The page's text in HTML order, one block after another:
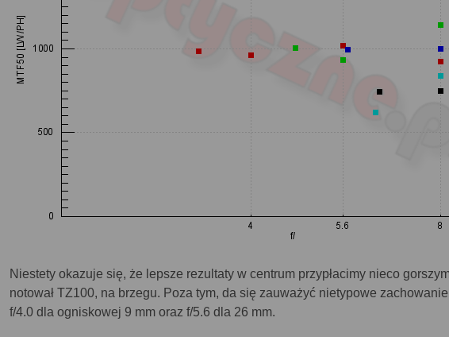
Niestety okazuje się, że lepsze rezultaty w centrum przypłacimy nieco
notował TZ100, na brzegu. Poza tym, da się zauważyć nietypowe
f/4.0 dla ogniskowej 9 mm oraz f/5.6 dla 26 mm.